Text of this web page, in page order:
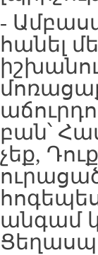
-
հանել
բան՝
չեք,
անգամ